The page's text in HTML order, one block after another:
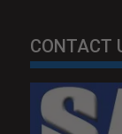
CONTACT